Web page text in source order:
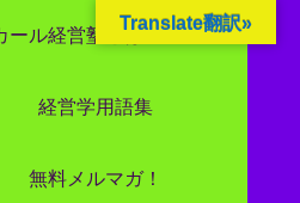
カール経営塾とは 大前研一氏にビジネス教育界最強講師陣として選ばれました
経営学用語集
無料メルマガ！
Translate翻訳»